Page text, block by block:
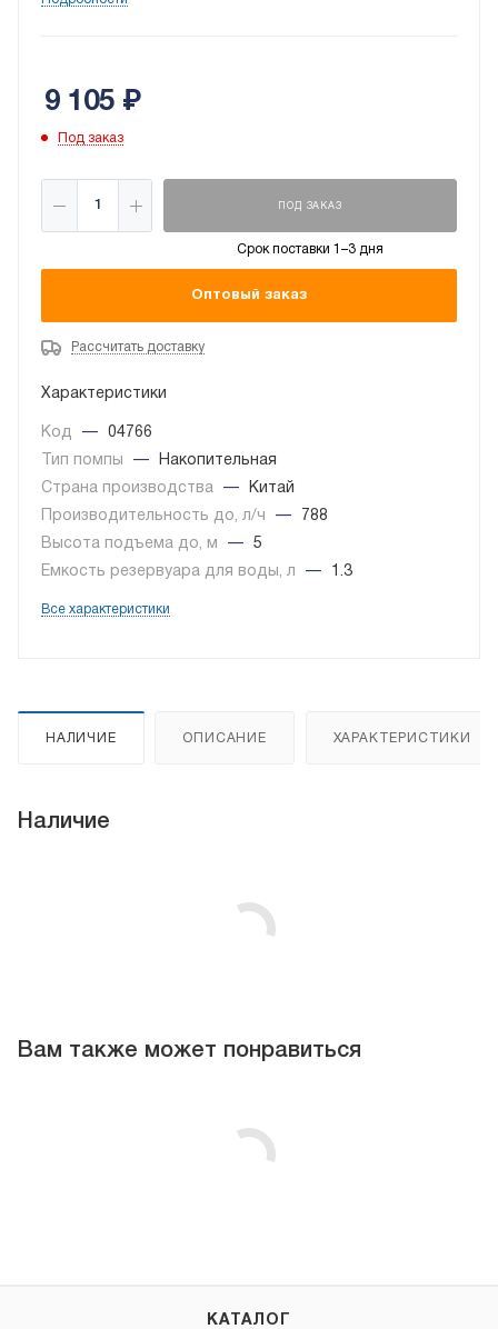
9 105 ₽
Под заказ
ПОД ЗАКАЗ
Срок поставки 1–3 дня
Оптовый заказ
Рассчитать доставку
Характеристики
Код —
04766
Тип помпы
—
Накопительная
Страна производства
—
Китай
Производительность до, л/ч
—
788
Высота подъема до, м
—
5
Емкость резервуара для воды, л
— 1.3
Все характеристики
НАЛИЧИЕ ОПИСАНИЕ ХАРАКТЕРИСТИКИ
Наличие
Вам также может понравиться
КАТАЛОГ